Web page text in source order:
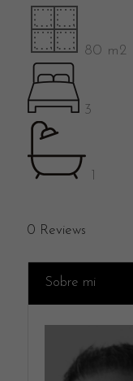
80 m2
3
1
0 Reviews
Sobre mi